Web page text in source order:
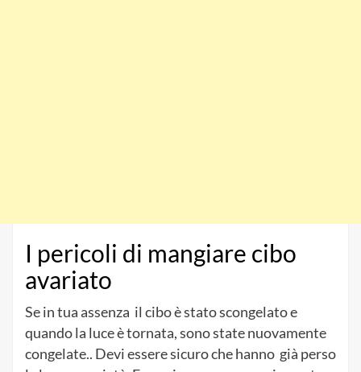
I pericoli di mangiare cibo
avariato
Se in tua assenza il cibo è stato scongelato e
quando la luce è tornata, sono state nuovamente
congelate.. Devi essere sicuro che hanno già perso